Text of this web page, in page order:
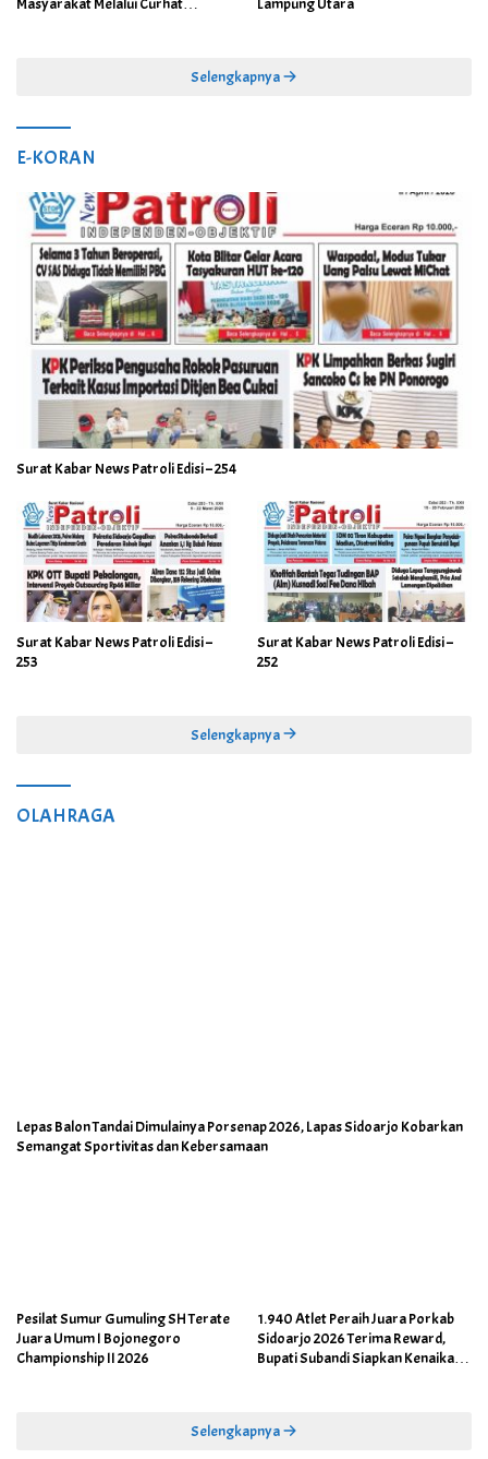
Masyarakat Melalui Curhat
Lampung Utara
Selengkapnya
E-KORAN
Surat Kabar News Patroli Edisi – 254
Surat Kabar News Patroli Edisi –
253
Surat Kabar News Patroli Edisi –
252
Selengkapnya
OLAHRAGA
Lepas Balon Tandai Dimulainya Porsenap 2026, Lapas Sidoarjo Kobarkan
Semangat Sportivitas dan Kebersamaan
Pesilat Sumur Gumuling SH Terate
Juara Umum I Bojonegoro
Championship II 2026
1.940 Atlet Peraih Juara Porkab
Sidoarjo 2026 Terima Reward,
Bupati Subandi Siapkan Kenaikan
Selengkapnya